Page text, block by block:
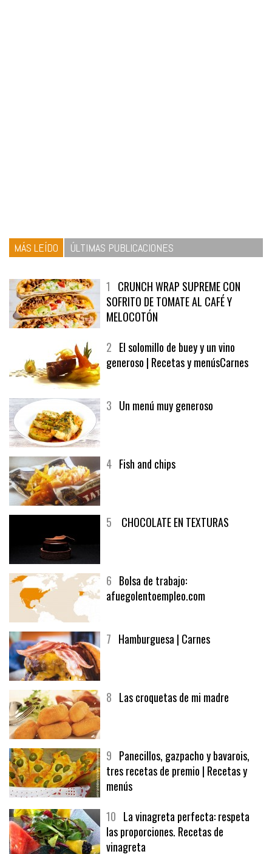
MÁS LEÍDO ÚLTIMAS PUBLICACIONES
1 CRUNCH WRAP SUPREME CON
SOFRITO DE TOMATE AL CAFÉ Y
MELOCOTÓN
2 El solomillo de buey y un vino
generoso | Recetas y menúsCarnes
3 Un menú muy generoso
4 Fish and chips
5 CHOCOLATE EN TEXTURAS
6 Bolsa de trabajo:
afuegolentoempleo.com
7 Hamburguesa | Carnes
8 Las croquetas de mi madre
9 Panecillos, gazpacho y bavarois,
tres recetas de premio | Recetas y
menús
10 La vinagreta perfecta: respeta
las proporciones. Recetas de
vinagreta